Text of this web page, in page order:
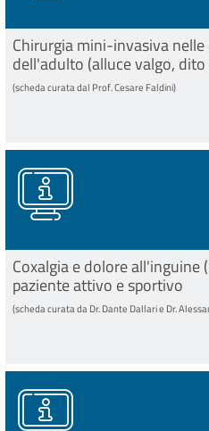
Chirurgia mini-invasiva
dell'adulto (alluce valgo,
(scheda curata dal Prof. Cesare Faldini)
Coxalgia e dolore all'inguine
paziente attivo e sportivo
(scheda curata da Dr. Dante Dallari e Dr.